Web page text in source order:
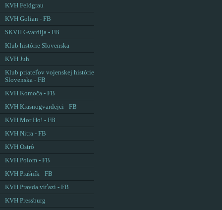
KVH Feldgrau
KVH Golian - FB
SKVH Gvardija - FB
Klub histórie Slovenska
KVH Juh
Klub priateľov vojenskej histórie
Slovenska - FB
KVH Komoča - FB
KVH Krasnogvardejci - FB
KVH Mor Ho! - FB
KVH Nitra - FB
KVH Ostrô
KVH Polom - FB
KVH Prašník - FB
KVH Pravda víťazí - FB
KVH Pressburg